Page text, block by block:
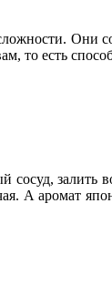
Они
то есть
сосуд,
А аромат